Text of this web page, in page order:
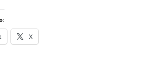
X